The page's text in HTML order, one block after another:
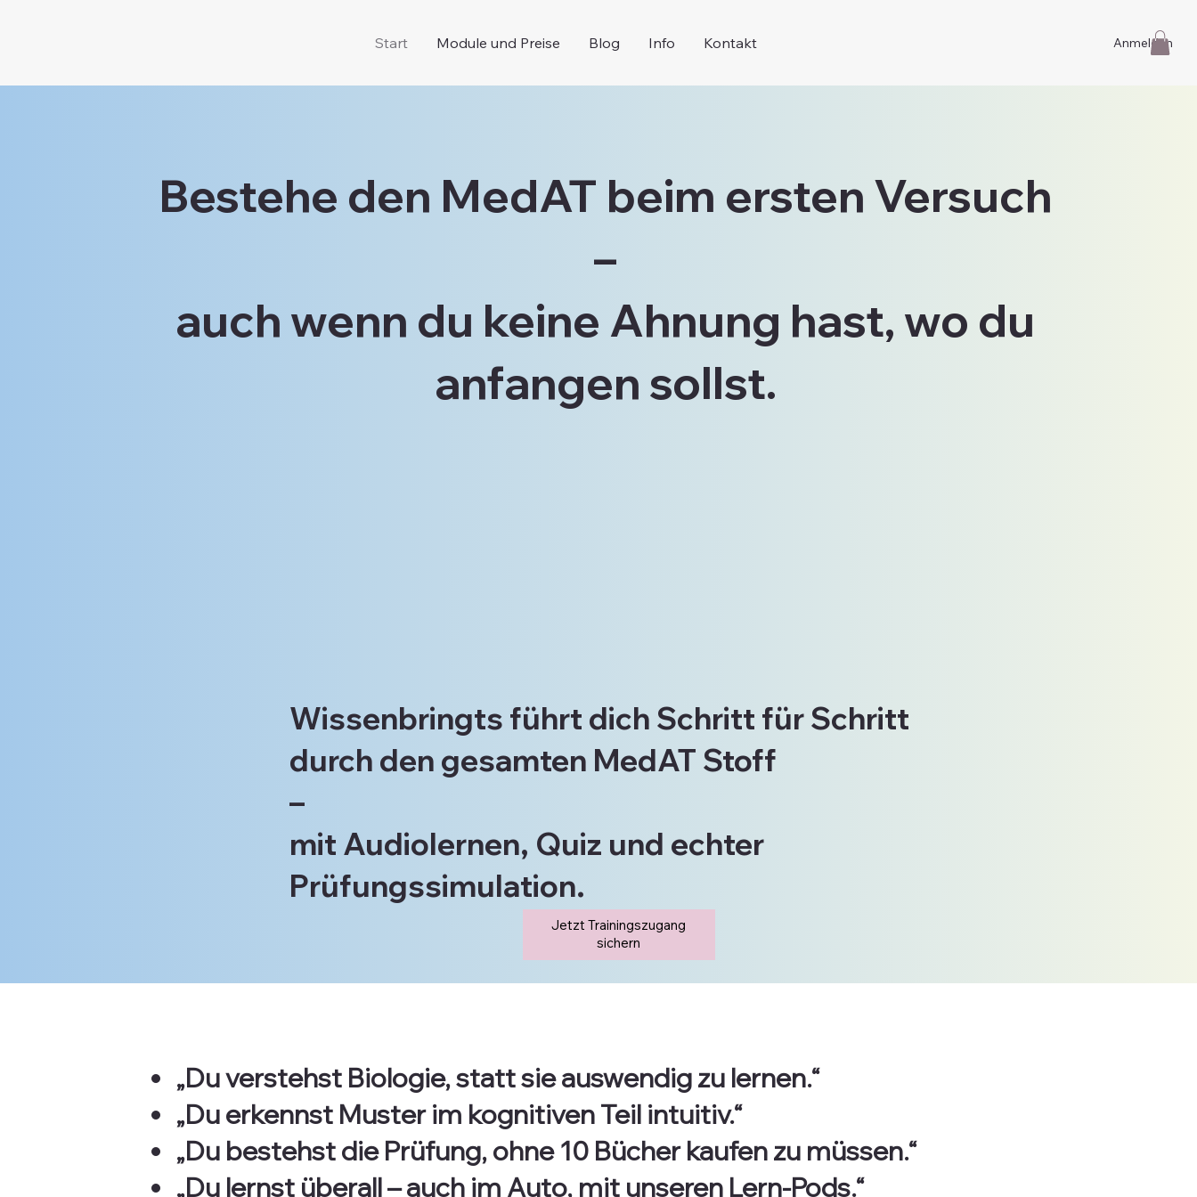
Start Module und Preise Blog Info Kontakt Anmelden
Bestehe den MedAT beim ersten Versuch
–
auch wenn du keine Ahnung hast, wo du
anfangen sollst.
Wissenbringts führt dich Schritt für Schritt
durch den gesamten MedAT Stoff
–
mit Audiolernen, Quiz und echter
Prüfungssimulation.
Jetzt Trainingszugang
sichern
„Du verstehst Biologie, statt sie auswendig zu lernen.“
„Du erkennst Muster im kognitiven Teil intuitiv.“
„Du bestehst die Prüfung, ohne 10 Bücher kaufen zu müssen.“
„Du lernst überall – auch im Auto, mit unseren Lern-Pods.“